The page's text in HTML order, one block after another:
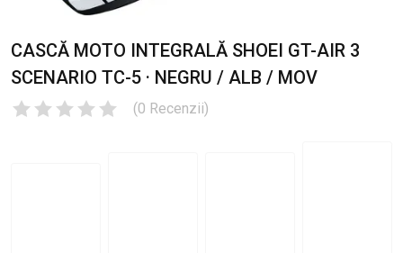
CASCĂ MOTO INTEGRALĂ SHOEI GT-AIR 3
SCENARIO TC-5 · NEGRU / ALB / MOV
(0 Recenzii)